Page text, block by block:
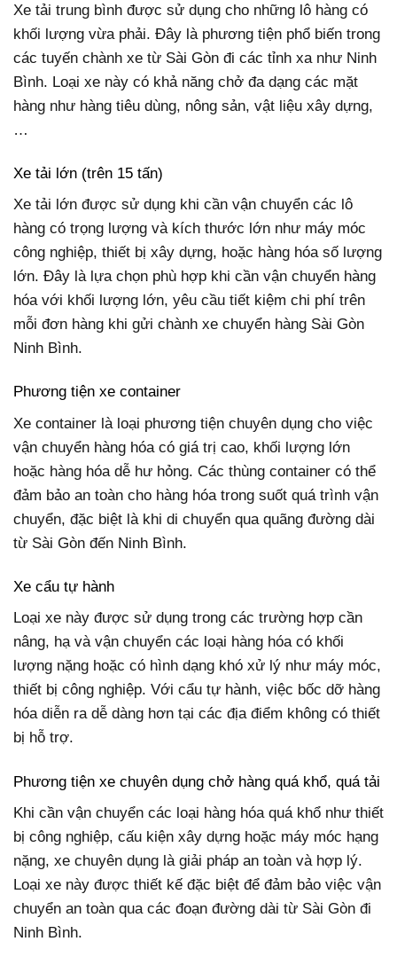
Xe tải trung bình được sử dụng cho những lô hàng có
khối lượng vừa phải. Đây là phương tiện phổ biến trong
các tuyến chành xe từ Sài Gòn đi các tỉnh xa như Ninh
Bình. Loại xe này có khả năng chở đa dạng các mặt
hàng như hàng tiêu dùng, nông sản, vật liệu xây dựng,
…
Xe tải lớn (trên 15 tấn)
Xe tải lớn được sử dụng khi cần vận chuyển các lô
hàng có trọng lượng và kích thước lớn như máy móc
công nghiệp, thiết bị xây dựng, hoặc hàng hóa số lượng
lớn. Đây là lựa chọn phù hợp khi cần vận chuyển hàng
hóa với khối lượng lớn, yêu cầu tiết kiệm chi phí trên
mỗi đơn hàng khi gửi chành xe chuyển hàng Sài Gòn
Ninh Bình.
Phương tiện xe container
Xe container là loại phương tiện chuyên dụng cho việc
vận chuyển hàng hóa có giá trị cao, khối lượng lớn
hoặc hàng hóa dễ hư hỏng. Các thùng container có thể
đảm bảo an toàn cho hàng hóa trong suốt quá trình vận
chuyển, đặc biệt là khi di chuyển qua quãng đường dài
từ Sài Gòn đến Ninh Bình.
Xe cẩu tự hành
Loại xe này được sử dụng trong các trường hợp cần
nâng, hạ và vận chuyển các loại hàng hóa có khối
lượng nặng hoặc có hình dạng khó xử lý như máy móc,
thiết bị công nghiệp. Với cẩu tự hành, việc bốc dỡ hàng
hóa diễn ra dễ dàng hơn tại các địa điểm không có thiết
bị hỗ trợ.
Phương tiện xe chuyên dụng chở hàng quá khổ, quá tải
Khi cần vận chuyển các loại hàng hóa quá khổ như thiết
bị công nghiệp, cấu kiện xây dựng hoặc máy móc hạng
nặng, xe chuyên dụng là giải pháp an toàn và hợp lý.
Loại xe này được thiết kế đặc biệt để đảm bảo việc vận
chuyển an toàn qua các đoạn đường dài từ Sài Gòn đi
Ninh Bình.